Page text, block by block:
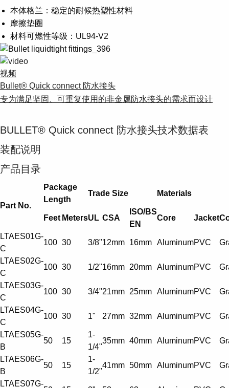
本体格兰：稳定的耐候热塑性材料
摩擦垫圈
材料可燃性等级：UL94-V2
视频
Bullet® Quick connect 防水接头
专为满足坚固、可重复使用的非金属防水接头的需求而设计
BULLET® Quick connect 防水接头技术数据表
装配说明
产品目录
Part No.
Package
Length
Trade Size Materials
Feet MetersUL CSA
ISO/BS
EN
Core Jacket
LTAES01G-
C
100 30 3/8"12mm 16mm AluminumPVC
LTAES02G-
C
100 30 1/2"16mm 20mm AluminumPVC
LTAES03G-
C
100 30 3/4"21mm 25mm AluminumPVC
LTAES04G-
C
100 30 1" 27mm 32mm AluminumPVC
LTAES05G-
B
50 15
1-
1/4"
35mm 40mm AluminumPVC
LTAES06G-
B
50 15
1-
1/2"
41mm 50mm AluminumPVC
LTAES07G-